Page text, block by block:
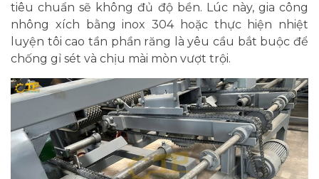
tiêu chuẩn sẽ không đủ độ bền. Lúc này, gia công
nhông xích bằng inox 304 hoặc thực hiện nhiệt
luyện tôi cao tần phần răng là yêu cầu bắt buộc để
chống gỉ sét và chịu mài mòn vượt trội.